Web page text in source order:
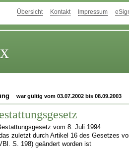
Übersicht Kontakt Impressum
war gültig vom 03.07.2002 bis 08.09.2003
vom 8. Juli 1994
zuletzt durch Artikel 16 des Gesetzes
S. 198) geändert worden ist